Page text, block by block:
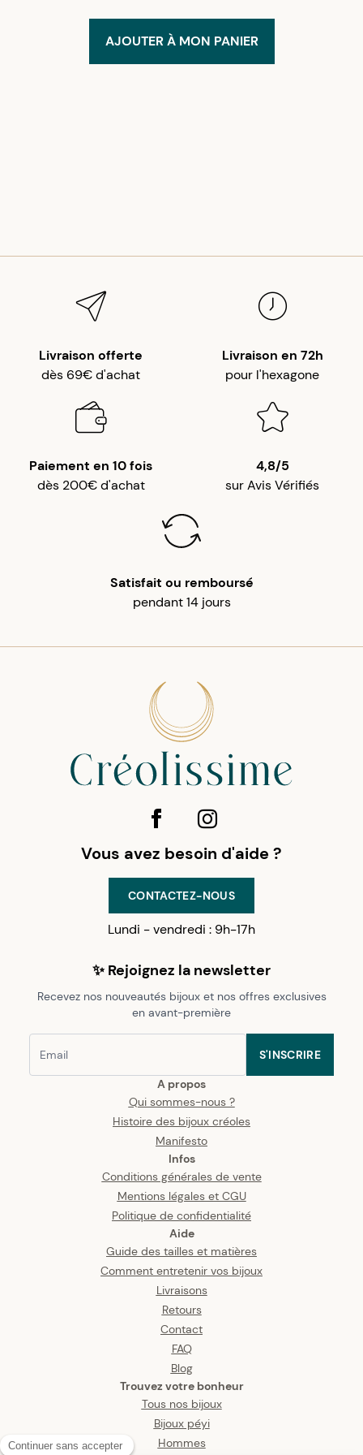
AJOUTER À MON PANIER
Livraison offerte
dès 69€ d'achat
Livraison en 72h
pour l'hexagone
Paiement en 10 fois
dès 200€ d'achat
4,8/5
sur Avis Vérifiés
Satisfait ou remboursé
pendant 14 jours
A propos
Qui sommes-nous ?
Histoire des bijoux créoles
Manifesto
Infos
Conditions générales de vente
Mentions légales et CGU
Politique de confidentialité
Aide
Guide des tailles et matières
Comment entretenir vos bijoux
Livraisons
Retours
Contact
FAQ
Blog
Trouvez votre bonheur
Tous nos bijoux
Bijoux péyi
Hommes
Vous avez besoin d'aide ?
CONTACTEZ-NOUS
Lundi - vendredi : 9h-17h
✨ Rejoignez la newsletter
Recevez nos nouveautés bijoux et nos offres exclusives
en avant-première
S'INSCRIRE